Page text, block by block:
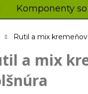
Komponenty
Rutil a mix
a mix